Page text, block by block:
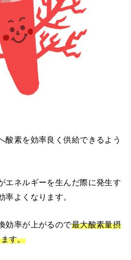
酸素を効率良く供給できるよう
エネルギーを生んだ際に発生す
よくなります。
効率が上がるので最大酸素量摂
す。